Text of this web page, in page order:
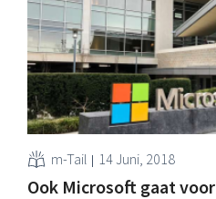
m-Tail 14 Juni, 2018
Ook Microsoft gaat